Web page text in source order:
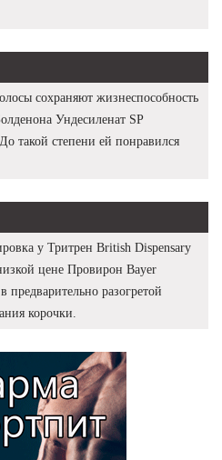
сохраняют жизнеспособность
Ундесиленат SP
такой степени ей понравился
у Тритрен British Dispensary
цене Провирон Bayer
разогретой
корочки.